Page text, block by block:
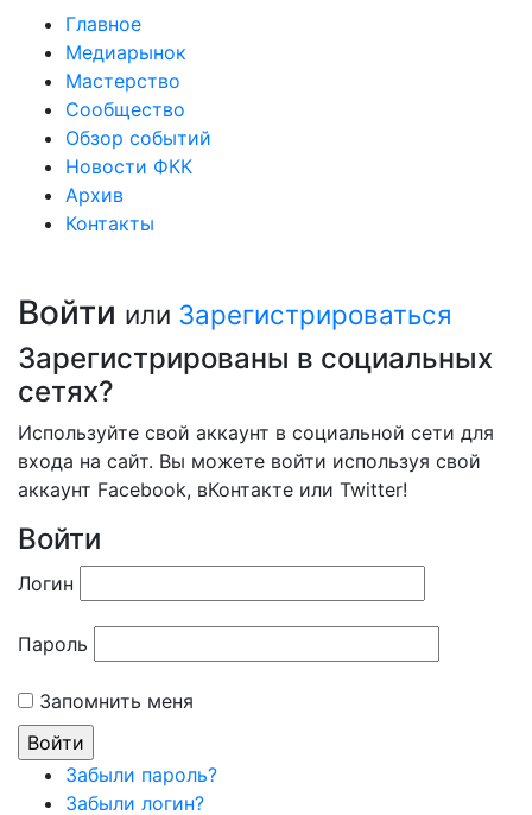
Главное
Медиарынок
Мастерство
Сообщество
Обзор событий
Новости ФКК
Архив
Контакты
Войти или Зарегистрироваться
Зарегистрированы в социальных
сетях?
Используйте свой аккаунт в социальной сети для
входа на сайт. Вы можете войти используя свой
аккаунт Facebook, вКонтакте или Twitter!
Войти
Логин
Пароль
Запомнить меня
Забыли пароль?
Забыли логин?